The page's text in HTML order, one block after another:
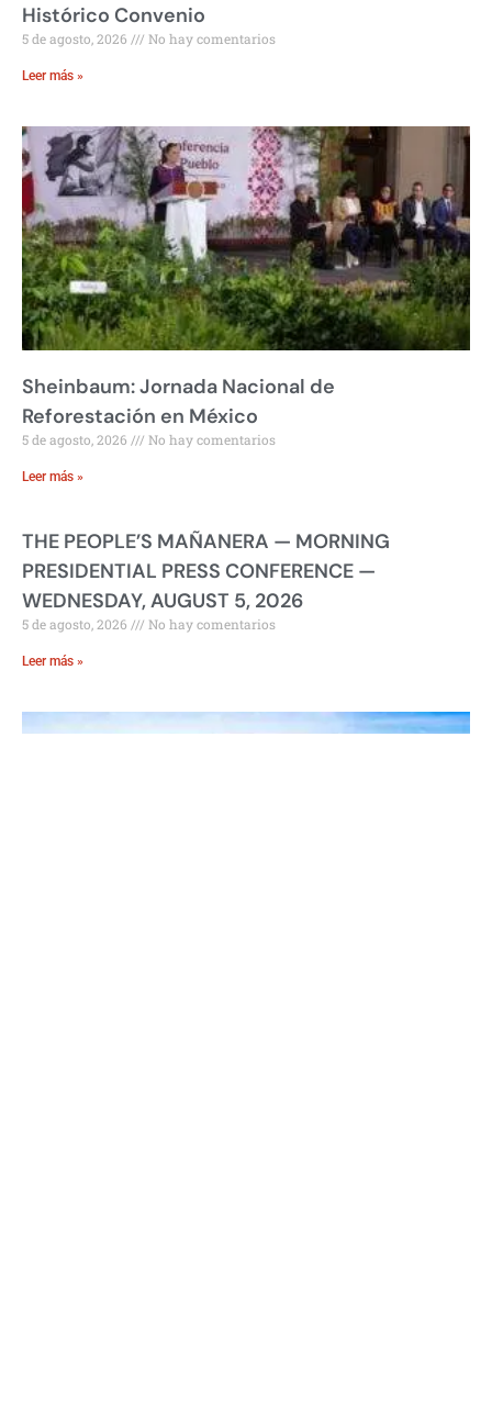
Histórico Convenio
5 de agosto, 2026 No hay comentarios
Leer más »
Sheinbaum: Jornada Nacional de
Reforestación en México
5 de agosto, 2026 No hay comentarios
Leer más »
THE PEOPLE’S MAÑANERA — MORNING
PRESIDENTIAL PRESS CONFERENCE —
WEDNESDAY, AUGUST 5, 2026
5 de agosto, 2026 No hay comentarios
Leer más »